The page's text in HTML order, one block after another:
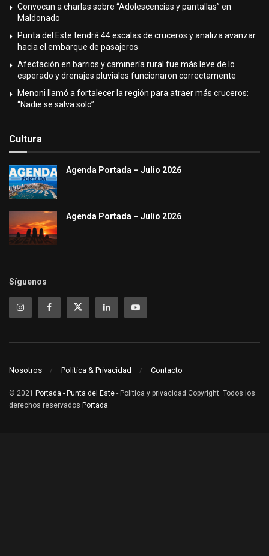
Convocan a charlas sobre “Adolescencias y pantallas” en
Maldonado
Punta del Este tendrá 44 escalas de cruceros y analiza avanzar
hacia el embarque de pasajeros
Afectación en barrios y caminería rural fue más leve de lo
esperado y drenajes pluviales funcionaron correctamente
Menoni llamó a fortalecer la región para atraer más cruceros:
“Nadie se salva solo”
Cultura
Agenda Portada – Julio 2026
Agenda Portada – Julio 2026
Síguenos
Nosotros Política & Privacidad Contacto
© 2021 Portada - Punta del Este - Política y privacidad Copyright. Todos los
derechos reservados Portada.